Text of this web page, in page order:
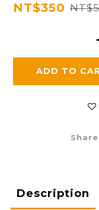
NT$350
ADD TO
Share
Description